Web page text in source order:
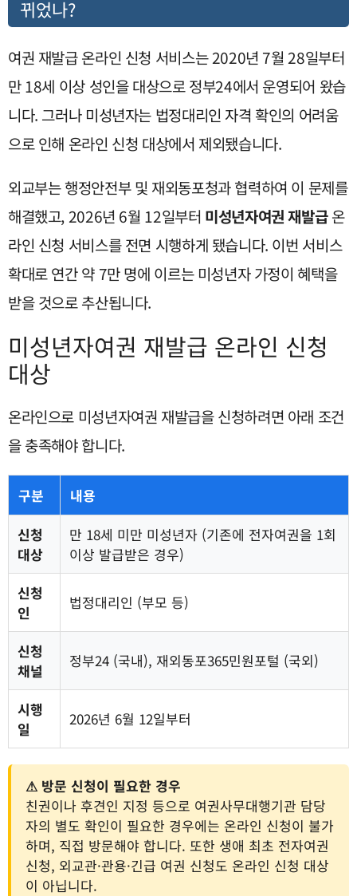
뀌었나?
여권 재발급 온라인 신청 서비스는 2020년 7월 28일부터
만 18세 이상 성인을 대상으로 정부24에서 운영되어 왔습
니다. 그러나 미성년자는 법정대리인 자격 확인의 어려움
으로 인해 온라인 신청 대상에서 제외됐습니다.
외교부는 행정안전부 및 재외동포청과 협력하여 이 문제를
해결했고, 2026년 6월 12일부터 미성년자여권 재발급온
라인 신청 서비스를 전면 시행하게 됐습니다. 이번 서비스
확대로 연간 약 7만 명에 이르는 미성년자 가정이 혜택을
받을 것으로 추산됩니다.
미성년자여권 재발급 온라인 신청
대상
온라인으로 미성년자여권 재발급을 신청하려면 아래 조건
을 충족해야 합니다.
구분
내용
신청
대상
만 18세 미만 미성년자 (기존에 전자여권을 1회
이상 발급받은 경우)
신청
인
법정대리인 (부모 등)
신청
채널
정부24 (국내), 재외동포365민원포털 (국외)
시행
일
2026년 6월 12일부터
⚠ 방문 신청이 필요한 경우
친권이나 후견인 지정 등으로 여권사무대행기관 담당
자의 별도 확인이 필요한 경우에는 온라인 신청이 불가
하며, 직접 방문해야 합니다. 또한 생애 최초 전자여권
신청, 외교관·관용·긴급 여권 신청도 온라인 신청 대상
이 아닙니다.